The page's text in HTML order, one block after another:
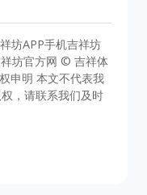
坊APP手机吉祥坊
坊官方网 © 吉祥体
申明 本文不代表我
，请联系我们及时